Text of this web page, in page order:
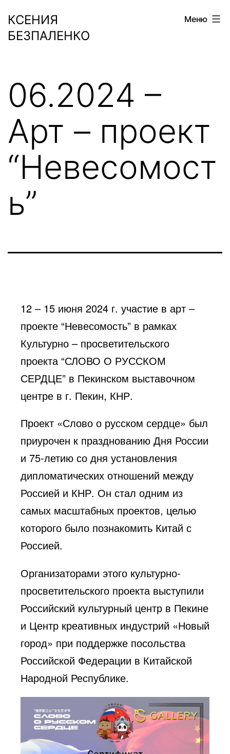
содержимому
КСЕНИЯ
БЕЗПАЛЕНКО
Меню
06.2024 –
Арт – проект
“Невесомост
ь”
12 – 15 июня 2024 г. участие в арт –
проекте “Невесомость” в рамках
Культурно – просветительского
проекта “СЛОВО О РУССКОМ
СЕРДЦЕ” в Пекинском выставочном
центре в г. Пекин, КНР.
Проект «Слово о русском сердце» был
приурочен к празднованию Дня России
и 75-летию со дня установления
дипломатических отношений между
Россией и КНР. Он стал одним из
самых масштабных проектов, целью
которого было познакомить Китай с
Россией.
Организаторами этого культурно-
просветительского проекта выступили
Российский культурный центр в Пекине
и Центр креативных индустрий «Новый
город» при поддержке посольства
Российской Федерации в Китайской
Народной Республике.